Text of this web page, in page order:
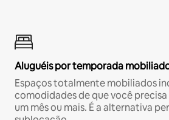
Aluguéis por temporada
Espaços totalmente mobiliados
comodidades de que você
um mês ou mais. É a alternativa